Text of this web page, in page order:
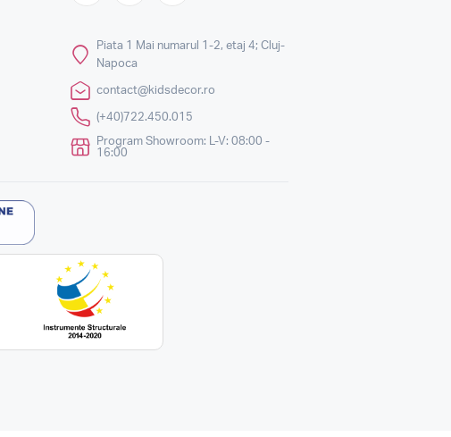
Piata 1 Mai numarul 1-2, etaj 4; Cluj-
Napoca
contact@kidsdecor.ro
(+40)722.450.015
Program Showroom: L-V: 08:00 -
16:00